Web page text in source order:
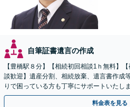
自筆証書遺言の作成
【豊橋駅８分】【相続初回相談1ｈ無料】
談歓迎】遺産分割、相続放棄、遺言書作成
りで困っている方も丁寧にサポートいたし
の方法を提案しています。お気軽にご相談
料金表を見る